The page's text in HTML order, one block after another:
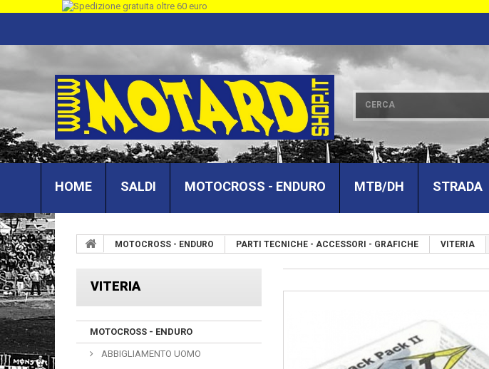
HOME SALDI MOTOCROSS - ENDURO MTB/DH STRADA
MOTOCROSS - ENDURO PARTI TECNICHE - ACCESSORI - GRAFICHE VITERIA
VITERIA
MOTOCROSS - ENDURO
ABBIGLIAMENTO UOMO